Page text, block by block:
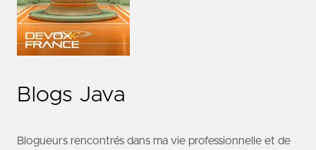
Blogs Java
Blogueurs rencontrés dans ma vie professionnelle et de